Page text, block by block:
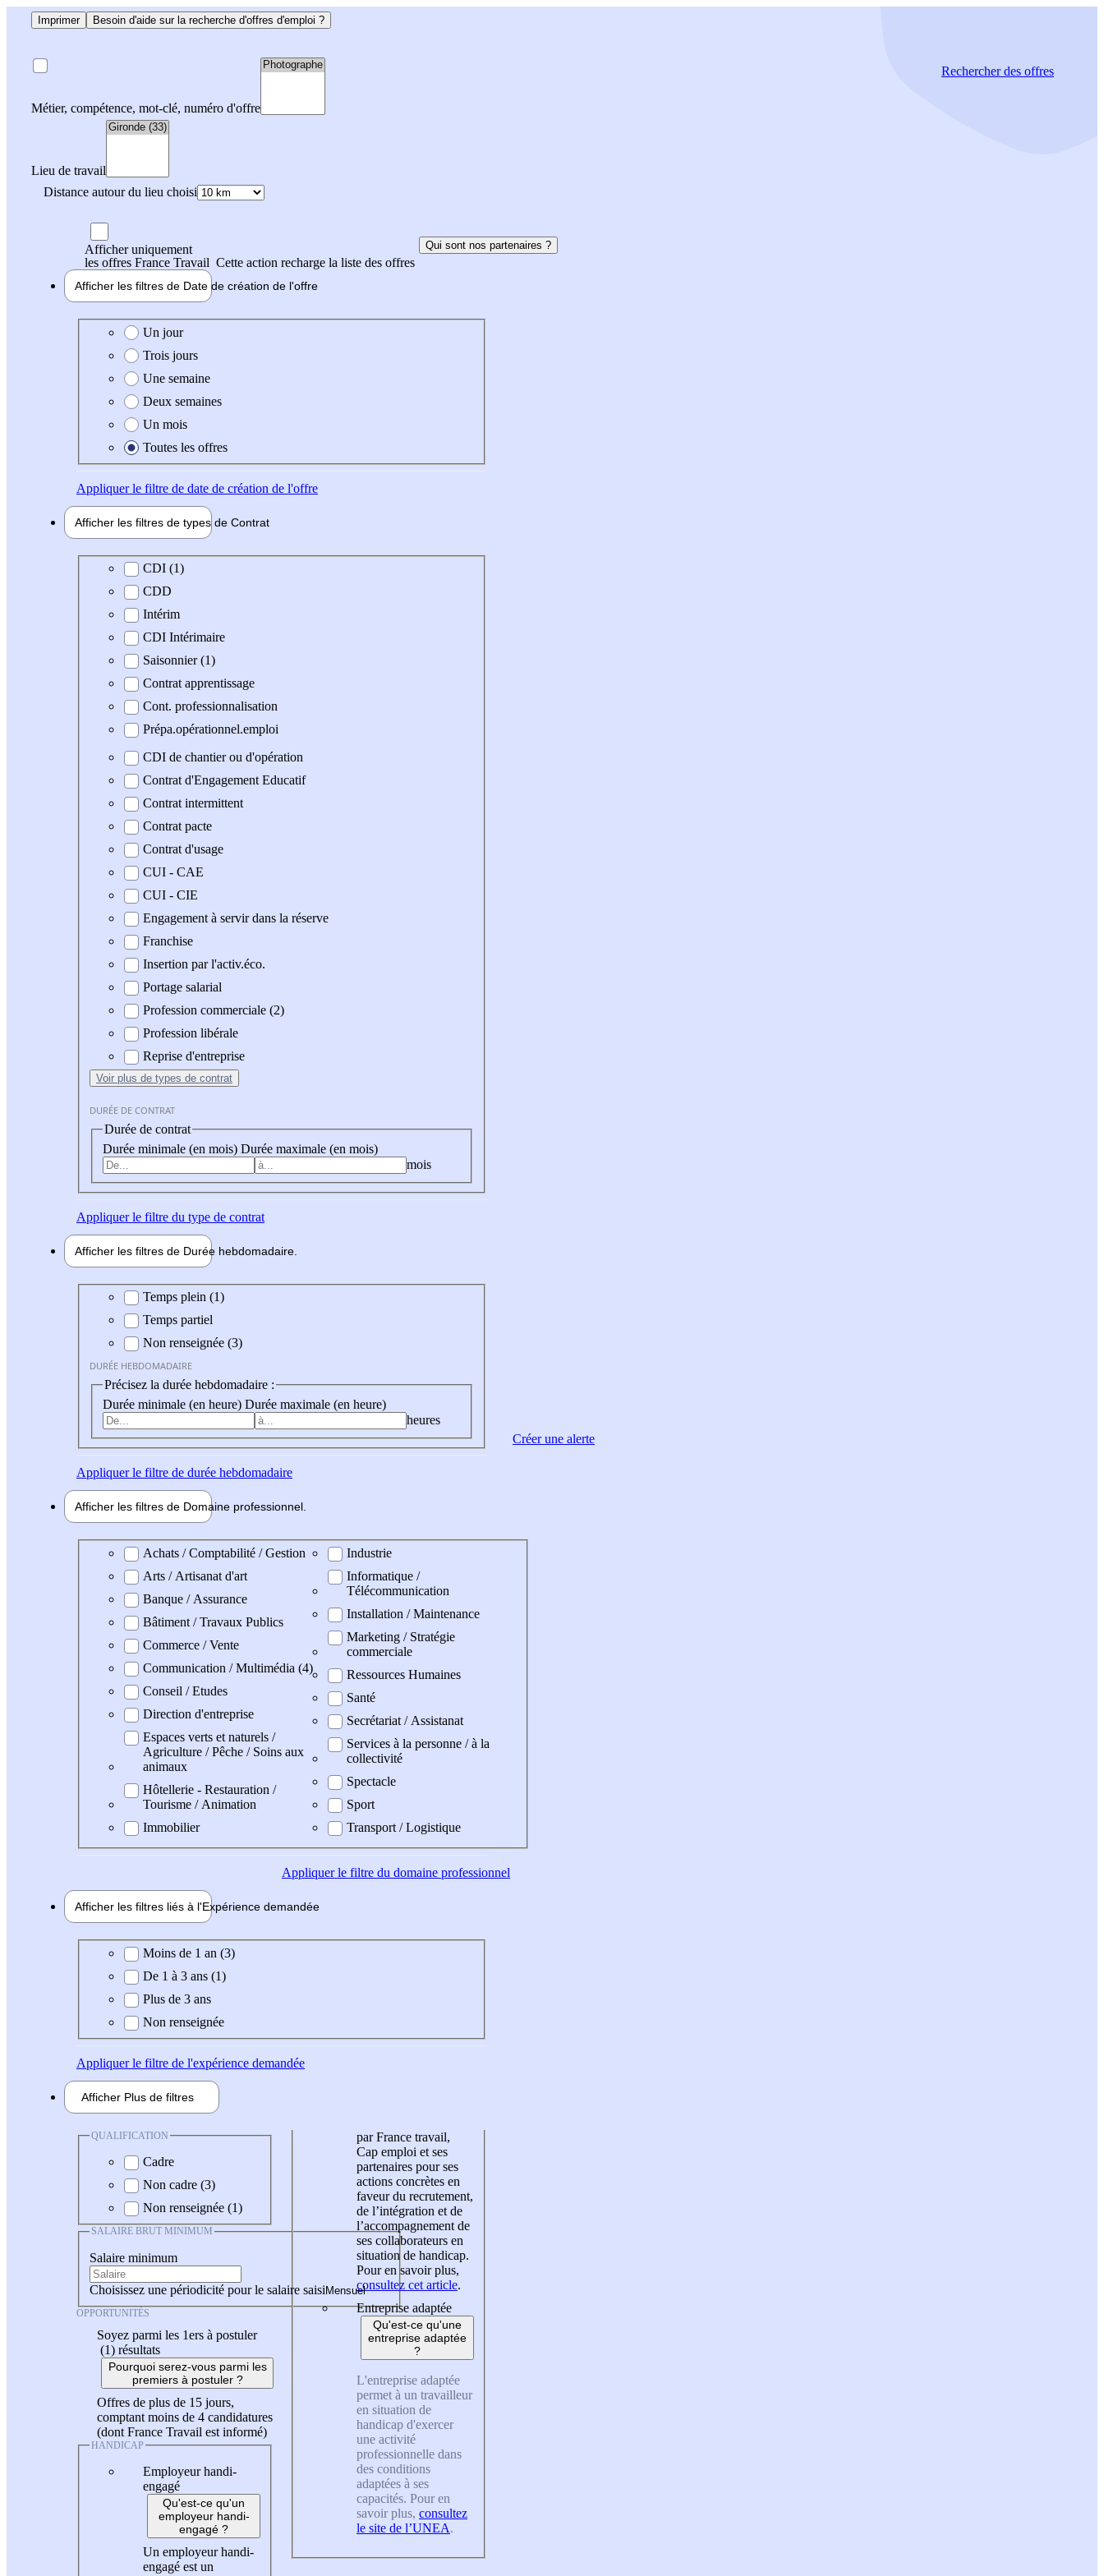
Imprimer Besoin d'aide sur la recherche d'offres d'emploi ?
Métier, compétence, mot-clé, numéro d'offre
Lieu de travail
Distance autour du lieu choisi
Rechercherdes offres
Afficher uniquement
les offres France Travail Cette action recharge la liste des offres
Qui sont nos partenaires ?
Afficher les filtres de Date de création de l'offre
Date de création de l'offre
Un jour
Trois jours
Une semaine
Deux semaines
Un mois
Toutes les offres
Appliquerle filtre de date de création de l'offre
Afficher les filtres de types de Contrat
Type de contrat
CDI (1)
CDD
Intérim
CDI Intérimaire
Saisonnier (1)
Contrat apprentissage
Cont. professionnalisation
Prépa.opérationnel.emploi
CDI de chantier ou d'opération
Contrat d'Engagement Educatif
Contrat intermittent
Contrat pacte
Contrat d'usage
CUI - CAE
CUI - CIE
Engagement à servir dans la réserve
Franchise
Insertion par l'activ.éco.
Portage salarial
Profession commerciale (2)
Profession libérale
Reprise d'entreprise
Voir plus de types de contrat
DURÉE DE CONTRAT
Durée de contrat
Durée minimale (en mois) Durée maximale (en mois)
mois
Appliquerle filtre du type de contrat
Afficher les filtres de Durée hebdomadaire
Durée hebdomadaire
Temps plein (1)
Temps partiel
Non renseignée (3)
DURÉE HEBDOMADAIRE
Précisez la durée hebdomadaire :
Durée minimale (en heure) Durée maximale (en heure)
heures
Appliquerle filtre de durée hebdomadaire
Afficher les filtres de Domaine professionnel
Domaine professionel
Achats / Comptabilité / Gestion
Arts / Artisanat d'art
Banque / Assurance
Bâtiment / Travaux Publics
Commerce / Vente
Communication / Multimédia (4)
Conseil / Etudes
Direction d'entreprise
Espaces verts et naturels /
Agriculture / Pêche / Soins aux
animaux
Hôtellerie - Restauration /
Tourisme / Animation
Immobilier
Industrie
Informatique /
Télécommunication
Installation / Maintenance
Marketing / Stratégie
commerciale
Ressources Humaines
Santé
Secrétariat / Assistanat
Services à la personne / à la
collectivité
Spectacle
Sport
Transport / Logistique
Appliquerle filtre du domaine professionnel
Afficher les filtres liés à l'Expérience demandée
Expérience demandée
Moins de 1 an (3)
De 1 à 3 ans (1)
Plus de 3 ans
Non renseignée
Appliquerle filtre de l'expérience demandée
Afficher Plus de filtres
QUALIFICATION
Cadre
Non cadre (3)
Non renseignée (1)
SALAIRE BRUT MINIMUM
Salaire minimum
Choisissez une périodicité pour le salaire saisi
OPPORTUNITÉS
Soyez parmi les 1ers à postuler
(1) résultats
Pourquoi serez-vous parmi les
premiers à postuler ?
Offres de plus de 15 jours,
comptant moins de 4 candidatures
(dont France Travail est informé)
HANDICAP
Employeur handi-
engagé
Qu'est-ce qu'un
employeur handi-
engagé ?
Un employeur handi-
engagé est un
par France travail,
Cap emploi et ses
partenaires pour ses
actions concrètes en
faveur du recrutement,
de l’intégration et de
l’accompagnement de
ses collaborateurs en
situation de handicap.
Pour en savoir plus,
consultez cet article.
Entreprise adaptée
Qu'est-ce qu'une
entreprise adaptée
?
L'entreprise adaptée
permet à un travailleur
en situation de
handicap d'exercer
une activité
professionnelle dans
des conditions
adaptées à ses
capacités. Pour en
savoir plus, consultez
le site de l’UNEA.
Créer une alerte